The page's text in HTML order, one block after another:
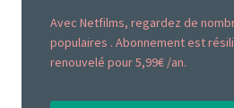
Avec Netfilms, regardez de
populaires . Abonnement est
renouvelé pour 5,99€ /an.